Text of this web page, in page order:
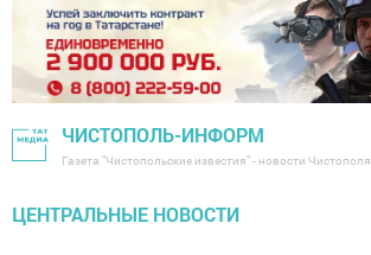
ЧИСТОПОЛЬ-ИНФОРМ
Газета "Чистопольские известия" - новости Чистополя
ЦЕНТРАЛЬНЫЕ НОВОСТИ